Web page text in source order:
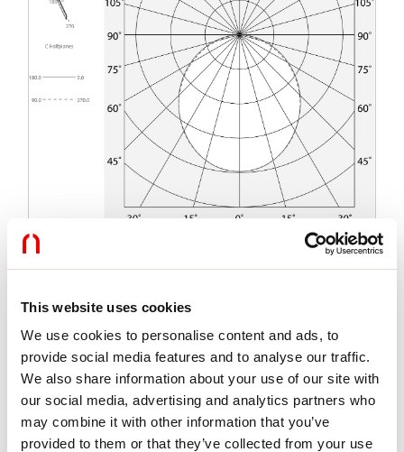
This website uses cookies
We use cookies to personalise content and ads, to
provide social media features and to analyse our traffic.
We also share information about your use of our site with
our social media, advertising and analytics partners who
may combine it with other information that you’ve
provided to them or that they’ve collected from your use
Merkmale
Verwendung:
Innen
IM GIPSKARTON EINGEBAUT
Emission:
DIREKTE
Optik:
OPAL
L:
1066x998mm
A:
120mm
12.5mm